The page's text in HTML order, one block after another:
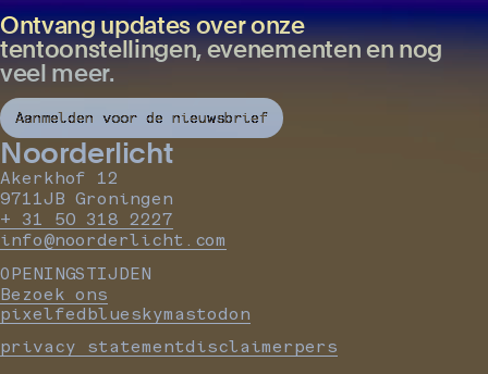
Ontvang updates over onze
tentoonstellingen, evenementen en nog
veel meer.
Aanmelden voor de nieuwsbrief
Noorderlicht
Akerkhof 12
9711JB Groningen
+ 31 50 318 2227
info@noorderlicht.com
OPENINGSTIJDEN
Bezoek ons
pixelfedblueskymastodon
privacy statementdisclaimerpers